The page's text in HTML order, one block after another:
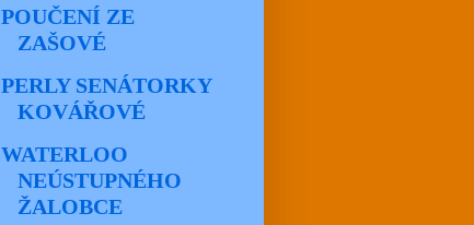
POUČENÍ ZE
ZAŠOVÉ
PERLY SENÁTORKY
KOVÁŘOVÉ
WATERLOO
NEÚSTUPNÉHO
ŽALOBCE